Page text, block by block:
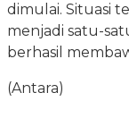
dimulai. Situasi
menjadi satu-
berhasil
(Antara)